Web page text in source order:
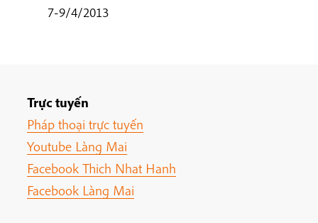
7-9/4/2013
Trực tuyến
Pháp thoại trực tuyến
Youtube Làng Mai
Facebook Thich Nhat Hanh
Facebook Làng Mai